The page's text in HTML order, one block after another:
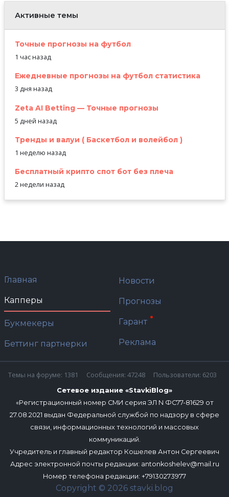
Активные темы
Точные прогнозы на футбол
1 час назад
Ежедневные прогнозы на футбол статистика
3 дня назад
Zeta AI Betting — Точные прогнозы
5 дней назад
Тренды и валуи ( Баскетбол и волейбол )
1 неделю назад
Бесплатный крипто спот бот без плеча
2 недели назад
Главная
Капперы
Букмекеры
Беттинг партнерки
Новости
Прогнозы
Гарант
Реклама
Сетевое издание «StavkiBlog»
«Регистрационный номер СМИ серия ЭЛ N ФС77-81629 от
27.08.2021 выдан Федеральной службой по надзору в сфере
связи, информационных технологий и массовых
коммуникаций.
Учредитель и главный редактор Кошелев Антон Сергеевич
Адрес электронной почты редакции: antonkoshelev@mail.ru
Номер телефона редакции: +79130273977
Copyright © 2026 stavki.blog
Темы на форуме: 1381 Сообщения: 47248 Пользователи: 6203